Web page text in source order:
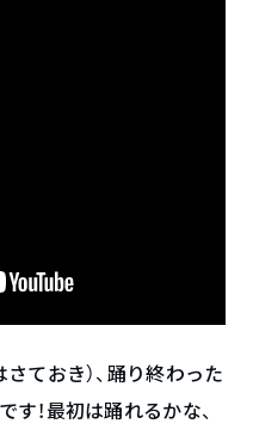
ておき）、踊り終わった
！最初は踊れるかな、